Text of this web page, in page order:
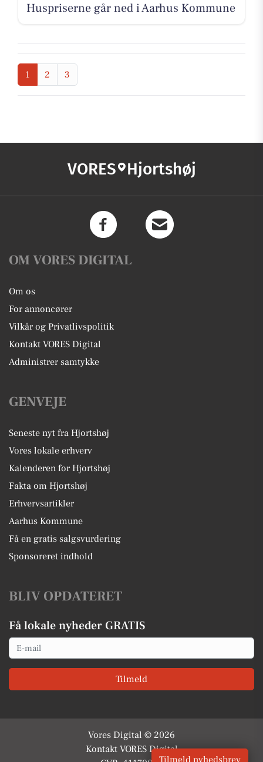
Huspriserne går ned i Aarhus Kommune
1 2 3
VORES Hjortshøj
OM VORES DIGITAL
Om os
For annoncører
Vilkår og Privatlivspolitik
Kontakt VORES Digital
Administrer samtykke
GENVEJE
Seneste nyt fra Hjortshøj
Vores lokale erhverv
Kalenderen for Hjortshøj
Fakta om Hjortshøj
Erhvervsartikler
Aarhus Kommune
Få en gratis salgsvurdering
Sponsoreret indhold
BLIV OPDATERET
Få lokale nyheder GRATIS
Email
Tilmeld
Vores Digital © 2026
Kontakt VORES Digital
Tilmeld nyhedsbrev